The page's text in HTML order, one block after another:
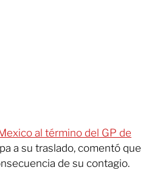
al término del GP de
a su traslado, comentó que
de su contagio.